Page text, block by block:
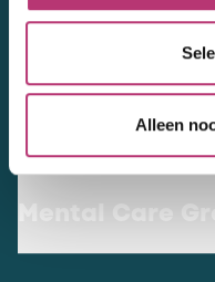
Alleen
NL Mental Care
Vacatures
Mental Care